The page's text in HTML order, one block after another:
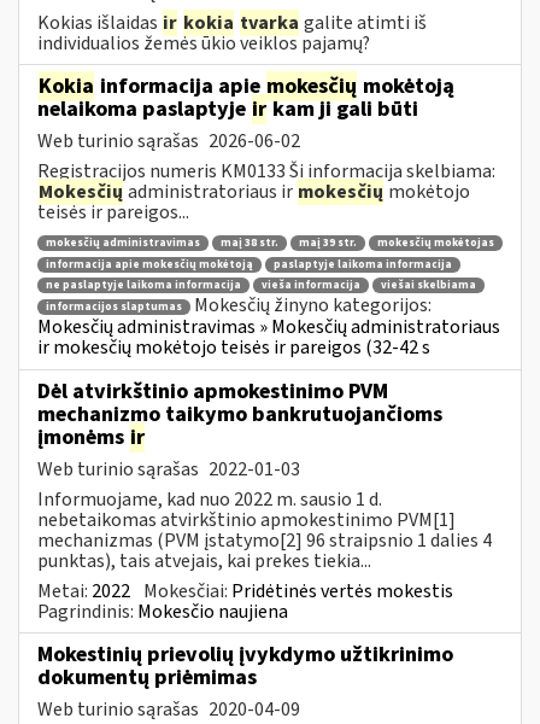
Kokias išlaidas ir kokia tvarka galite atimti iš
individualios žemės ūkio veiklos pajamų?
Kokia informacija apie mokesčių mokėtoją
nelaikoma paslaptyje irkam ji gali būti
Web turinio sąrašas 2026-06-02
Registracijos numeris KM0133 Ši informacija skelbiama:
Mokesčių administratoriaus ir mokesčių mokėtojo
teisės ir pareigos...
mokesčių administravimas maį 38 str. maį 39 str.
mokesčių mokėtojas
informacija apie mokesčių mokėtoją
paslaptyje laikoma informacija
ne paslaptyje laikoma informacija
vieša informacija
viešai skelbiama
informacijos slaptumas
Mokesčių žinyno kategorijos:
Mokesčių administravimas » Mokesčių administratoriaus
ir mokesčių mokėtojo teisės ir pareigos (32-42 s
Dėl atvirkštinio apmokestinimo PVM
mechanizmo taikymo bankrutuojančioms
įmonėms ir
Web turinio sąrašas 2022-01-03
Informuojame, kad nuo 2022 m. sausio 1 d.
nebetaikomas atvirkštinio apmokestinimo PVM[1]
mechanizmas (PVM įstatymo[2] 96 straipsnio 1 dalies 4
punktas), tais atvejais, kai prekes tiekia...
Metai: 2022 Mokesčiai: Pridėtinės vertės mokestis
Pagrindinis: Mokesčio naujiena
Mokestinių prievolių įvykdymo užtikrinimo
dokumentų priėmimas
Web turinio sąrašas 2020-04-09